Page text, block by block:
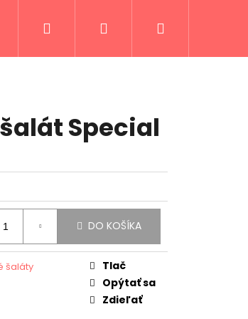
Svadby Ako objednávať
Hľadať Prihlásenie
Special
DO KOŠÍKA
šaláty
Tlač
Opýtať sa
Zdieľať